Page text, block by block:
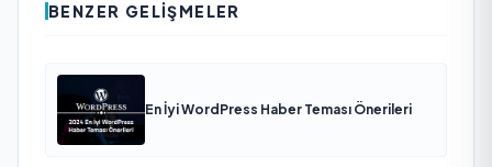
BENZER GELIŞMELER
En İyi WordPress Haber Teması Önerileri